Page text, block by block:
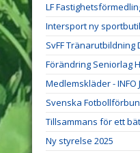
LF
Intersport ny
SvFF
Förändring Seniorlag
Medlemskläder - INFO
Svenska
Tillsammans för ett
Ny styrelse 2025